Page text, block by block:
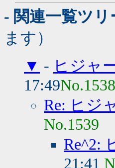
- 関連一覧ツリ
ます）
▼ - ヒジャ
17:49No.1538
Re: ヒジ
No.1539
Re^2:
21:41